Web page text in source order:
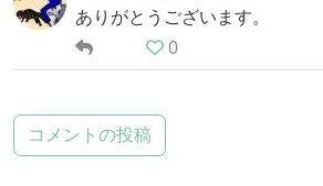
ありがとうございます。
0
コメントの投稿